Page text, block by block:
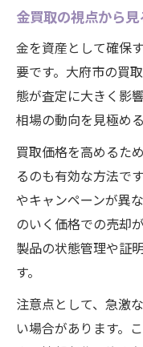
金買取の視点から
金を資産として確保
要です。大府市の買
態が査定に大きく影
相場の動向を見極め
買取価格を高めるた
るのも有効な方法で
やキャンペーンが異
のいく価格での売却
製品の状態管理や証
す。
注意点として、急激
い場合があります。